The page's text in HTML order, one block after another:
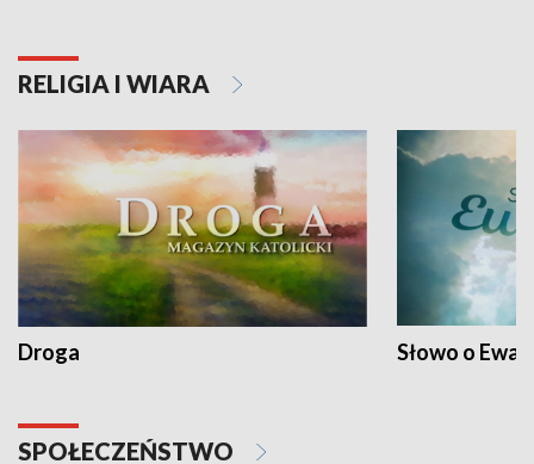
RELIGIA I WIARA
Droga Słowo o
SPOŁECZEŃSTWO